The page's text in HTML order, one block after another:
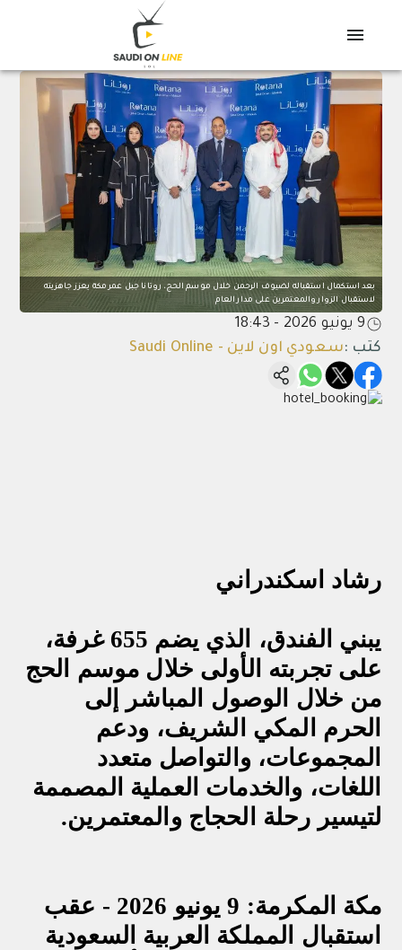
بعد استكمال استقباله لضيوف الرحمن خلال موسم الحج، روتانا جبل عمر مكة يعزز جاهزيته
لاستقبال الزوار والمعتمرين على مدار العام
9 يونيو 2026 - 18:43
كتب :سعودي اون لاين - Saudi Online
رشاد اسكندراني
يبني الفندق، الذي يضم 655 غرفة،
على تجربته الأولى خلال موسم الحج
من خلال الوصول المباشر إلى
الحرم المكي الشريف، ودعم
المجموعات، والتواصل متعدد
اللغات، والخدمات العملية المصممة
لتيسير رحلة الحجاج والمعتمرين.
مكة المكرمة: 9 يونيو 2026 - عقب
استقبال المملكة العربية السعودية